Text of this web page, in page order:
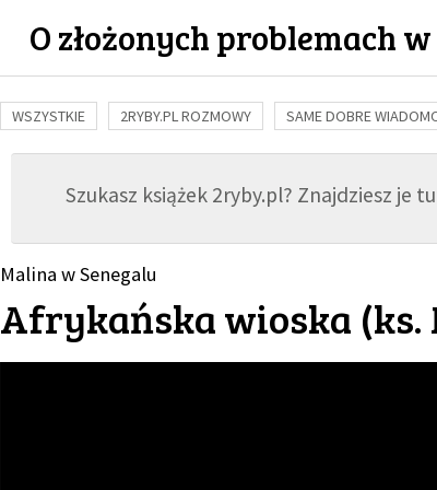
O złożonych problemach
WSZYSTKIE 2RYBY.PL ROZMOWY SAME DOBRE
BUDOWANIE WIĘZI RODZINA NAUKA BIBLIA
ADOPCJASzukasz książek 2ryby.pl? Znajdziesz je
Malina w Senegalu
Afrykańska wioska (ks.